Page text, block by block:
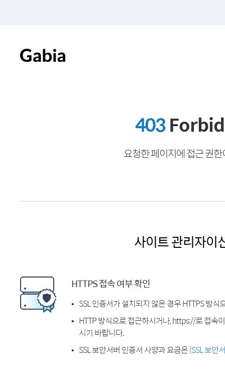
403
요청한 페이지에 접근 권
사이트 관리자이
HTTPS 접속 여부 확인
SSL 인증서가 설치되지 않은 경우 HTTPS 방식
HTTP 방식으로 접근하시거나, https://로 접속
시기 바랍니다.
SSL 보안서버 인증서 사양과 요금은[SSL 보안